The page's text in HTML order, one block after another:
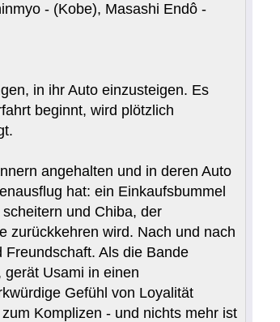
- (Kobe), Masashi Endô -
in ihr Auto einzusteigen. Es
beginnt, wird plötzlich
angehalten und in deren Auto
hat: ein Einkaufsbummel
und Chiba, der
zurückkehren wird. Nach und nach
Als die Bande
Usami in einen
Gefühl von Loyalität
Komplizen - und nichts mehr ist